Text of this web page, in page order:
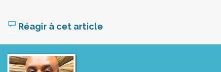
Réagir à cet article